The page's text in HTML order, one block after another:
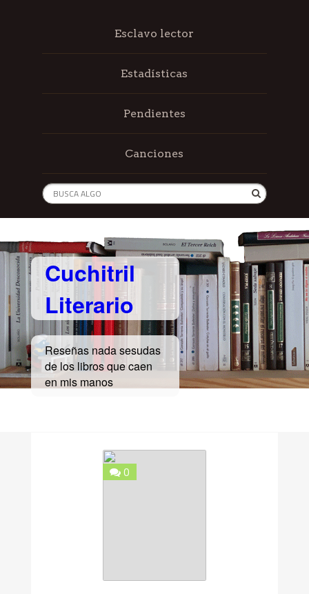
Esclavo lector
Estadísticas
Pendientes
Canciones
Cuchitril
Literario
Reseñas nada sesudas
de los libros que caen
en mis manos
0